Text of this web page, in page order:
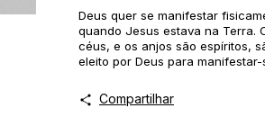
Deus quer se manifestar
quando Jesus estava na Terra.
céus, e os anjos são espíritos,
eleito por Deus para
Compartilhar